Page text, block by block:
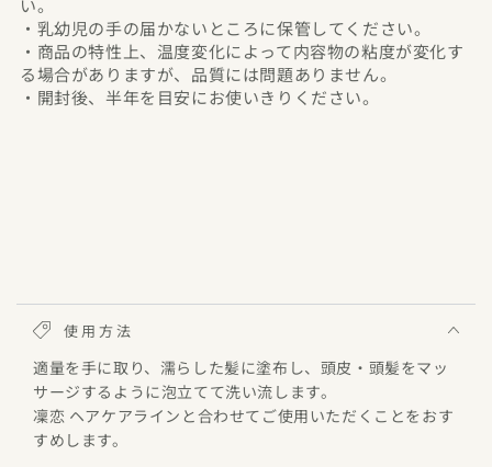
い。
・乳幼児の手の届かないところに保管してください。
・商品の特性上、温度変化によって内容物の粘度が変化す
る場合がありますが、品質には問題ありません。
・開封後、半年を目安にお使いきりください。
使用方法
適量を手に取り、濡らした髪に塗布し、頭皮・頭髪をマッ
サージするように泡立てて洗い流します。
凜恋 ヘアケアラインと合わせてご使用いただくことをおす
すめします。